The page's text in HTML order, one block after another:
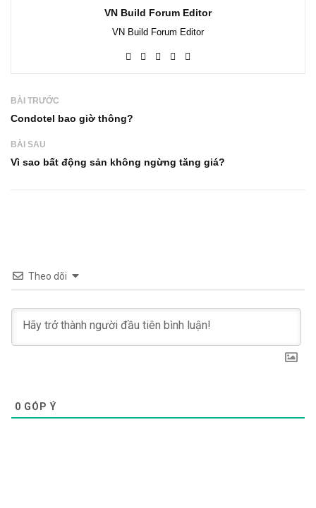
VN Build Forum Editor
VN Build Forum Editor
BÀI TRƯỚC
Condotel bao giờ thông?
BÀI SAU
Vì sao bất động sản không ngừng tăng giá?
Theo dõi
0 GÓP Ý